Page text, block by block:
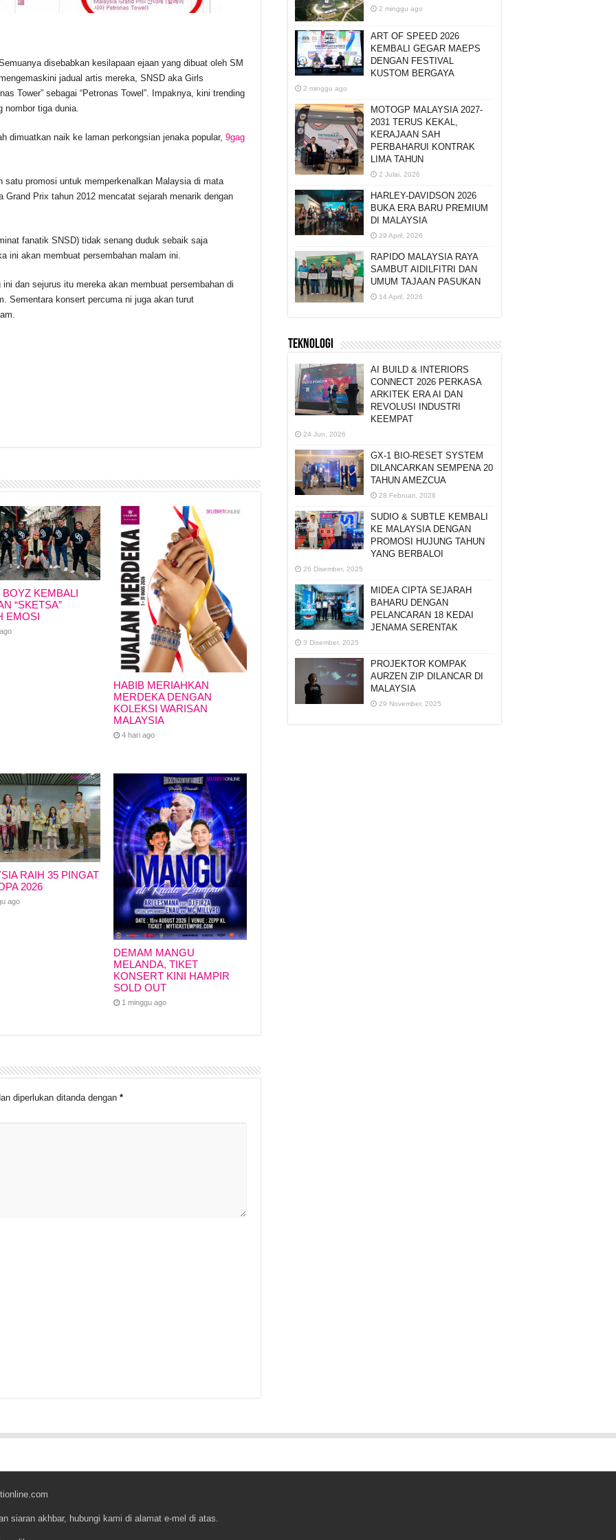
disebabkan kesilapaan ejaan yang dibuat oleh SM
jadual artis mereka, SNSD aka Girls
Tower” sebagai “Petronas Towel”. Impaknya, kini trending
tiga dunia.
dimuatkan naik ke laman perkongsian jenaka popular, 9gag
promosi untuk memperkenalkan Malaysia di mata
Prix tahun 2012 mencatat sejarah menarik dengan
fanatik SNSD) tidak senang duduk sebaik saja
ini akan membuat persembahan malam ini.
dan sejurus itu mereka akan membuat persembahan di
Sementara konsert percuma ni juga akan turut
BOYZ KEMBALI
“SKETSA”
EMOSI
HABIB MERIAHKAN
MERDEKA DENGAN
KOLEKSI WARISAN
MALAYSIA
4 hari ago
RAIH 35 PINGAT
2026
ago
DEMAM MANGU
MELANDA, TIKET
KONSERT KINI HAMPIR
SOLD OUT
1 minggu ago
diperlukan ditanda dengan *
2 minggu ago
ART OF SPEED 2026
KEMBALI GEGAR MAEPS
DENGAN FESTIVAL
KUSTOM BERGAYA
2 minggu ago
MOTOGP MALAYSIA 2027-
2031 TERUS KEKAL,
KERAJAAN SAH
PERBAHARUI KONTRAK
LIMA TAHUN
2 Julai, 2026
HARLEY-DAVIDSON 2026
BUKA ERA BARU PREMIUM
DI MALAYSIA
29 April, 2026
RAPIDO MALAYSIA RAYA
SAMBUT AIDILFITRI DAN
UMUM TAJAAN PASUKAN
14 April, 2026
TEKNOLOGI
AI BUILD & INTERIORS
CONNECT 2026 PERKASA
ARKITEK ERA AI DAN
REVOLUSI INDUSTRI
KEEMPAT
24 Jun, 2026
GX-1 BIO-RESET SYSTEM
DILANCARKAN SEMPENA 20
TAHUN AMEZCUA
28 Februari, 2026
SUDIO & SUBTLE KEMBALI
KE MALAYSIA DENGAN
PROMOSI HUJUNG TAHUN
YANG BERBALOI
26 Disember, 2025
MIDEA CIPTA SEJARAH
BAHARU DENGAN
PELANCARAN 18 KEDAI
JENAMA SERENTAK
3 Disember, 2025
PROJEKTOR KOMPAK
AURZEN ZIP DILANCAR DI
MALAYSIA
29 November, 2025
siaran akhbar, hubungi kami di alamat e-mel di atas.